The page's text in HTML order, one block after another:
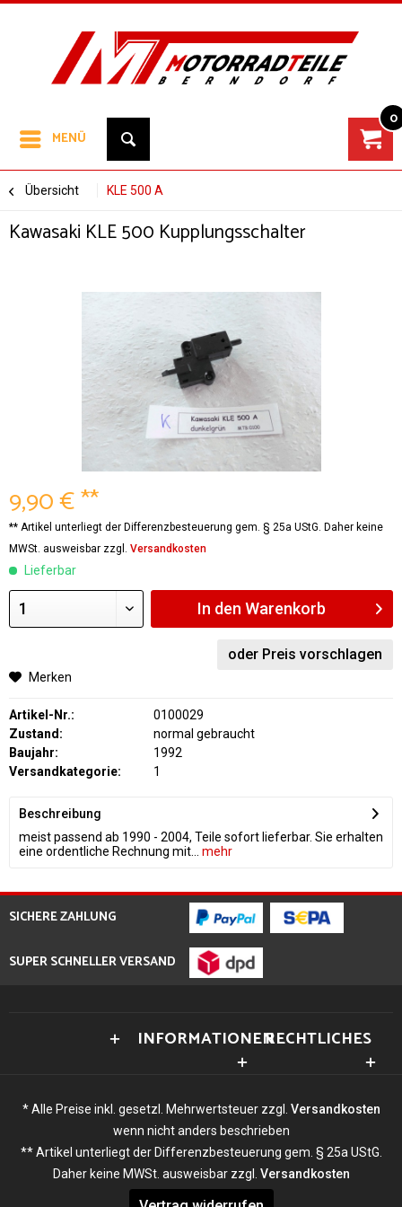
MENÜ
0
Übersicht KLE 500 A
Kawasaki KLE 500 Kupplungsschalter
9,90 € **
** Artikel unterliegt der Differenzbesteuerung gem. § 25a UStG. Daher keine
MWSt. ausweisbar zzgl. Versandkosten
Lieferbar
In den Warenkorb
oder Preis vorschlagen
Merken
Artikel-Nr.:
0100029
Zustand:
normal gebraucht
Baujahr:
1992
Versandkategorie:
1
Beschreibung
meist passend ab 1990 - 2004, Teile sofort lieferbar. Sie erhalten
eine ordentliche Rechnung mit...
mehr
SICHERE ZAHLUNG
SUPER SCHNELLER VERSAND
INFORMATIONENRECHTLICHES
* Alle Preise inkl. gesetzl. Mehrwertsteuer zzgl. Versandkosten
wenn nicht anders beschrieben
** Artikel unterliegt der Differenzbesteuerung gem. § 25a UStG.
Daher keine MWSt. ausweisbar zzgl. Versandkosten